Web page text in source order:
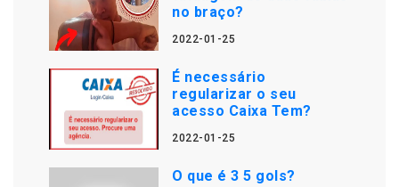
no braço?
2022-01-25
É necessário
regularizar o seu
acesso Caixa Tem?
2022-01-25
O que é 3 5 gols?